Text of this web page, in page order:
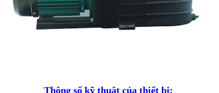
Thông số kỹ thuật của thiết bị: